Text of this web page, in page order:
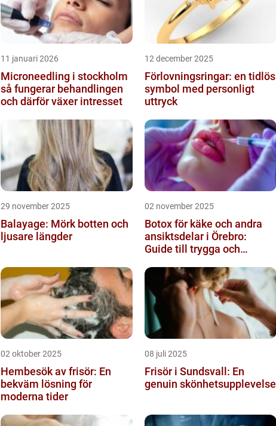
11 januari 2026
Microneedling i stockholm
så fungerar behandlingen
och därför växer intresset
12 december 2025
Förlovningsringar: en tidlös
symbol med personligt
uttryck
29 november 2025
Balayage: Mörk botten och
ljusare längder
02 november 2025
Botox för käke och andra
ansiktsdelar i Örebro:
Guide till trygga och
02 oktober 2025
Hembesök av frisör: En
bekväm lösning för
moderna tider
08 juli 2025
Frisör i Sundsvall: En
genuin skönhetsupplevelse